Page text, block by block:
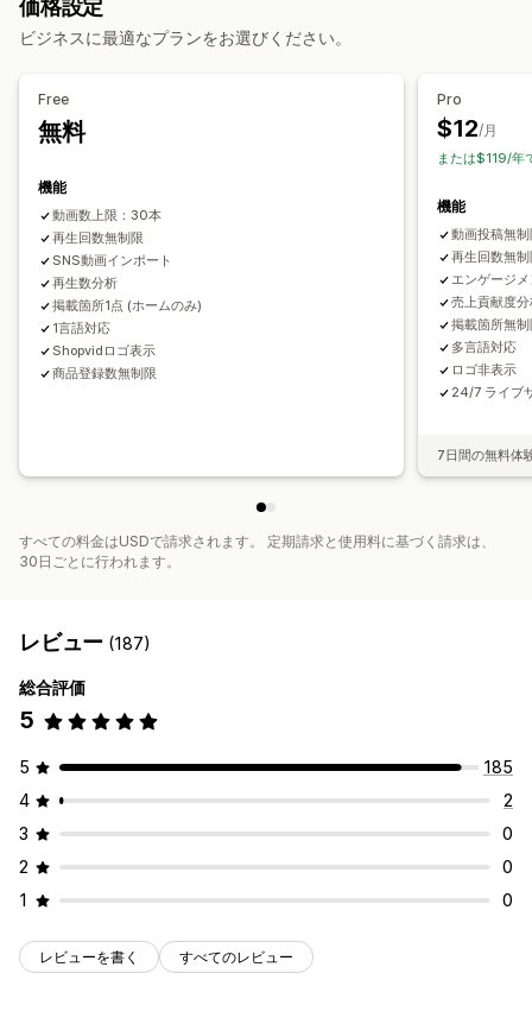
動画編集
動画のインポート 動画の背景
モバイル対応
表示オプション
価格設定
ビジネスに最適なプランをお選びください。
Free
無料
機能
動画数上限：30本
再生回数無制限
SNS動画インポート
再生数分析
掲載箇所1点 (ホームのみ)
1言語対応
Shopvidロゴ表示
商品登録数無制限
Pro
$12/月
または$119/年
機能
動画投稿無
再生回数無
エンゲージ
売上貢献度
掲載箇所無
多言語対応
ロゴ非表示
24/7 ライブ
7日間の無料体
すべての料金はUSDで請求されます。 定期請求と使用料に基づく請求は、
30日ごとに行われます。
レビュー (187)
総合評価
5
5
185
4
2
3
0
2
0
1
0
レビューを書く すべてのレビュー